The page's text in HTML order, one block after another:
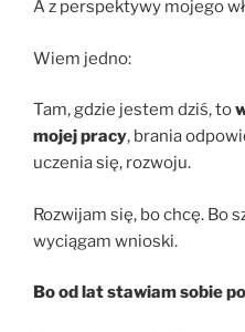
A z perspektywy mojego
Wiem jedno:
Tam, gdzie jestem dziś, to
mojej pracy, brania
uczenia się, rozwoju.
Rozwijam się, bo chcę. Bo
wyciągam wnioski.
Bo od lat stawiam sobie